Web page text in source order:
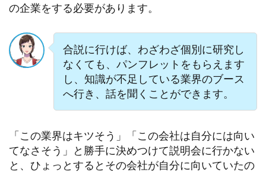
の企業をする必要があります。
合説に行けば、わざわざ個別に研究し
なくても、パンフレットをもらえます
し、知識が不足している業界のブース
へ行き、話を聞くことができます。
「この業界はキツそう」「この会社は自分には向い
てなさそう」と勝手に決めつけて説明会に行かない
と、ひょっとするとその会社が自分に向いていたの